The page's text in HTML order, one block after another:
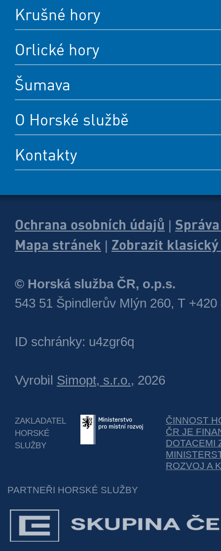
Krušné hory
Orlické hory
Šumava
O Horské službě
Kontakty
Ochrana osobních údajů |
Mapa stránek | Zobrazit
© Horská služba ČR, o.p.s.
543 51 Špindlerův Mlýn 260, T +420
ID schránky: u4zgr6q
Vyrobil Simopt, s.r.o., 2026
ZAKLADATEL
HORSKÉ
SLUŽBY
ČINNOST
ČR JE
DOTACEMI
ROZVOJ A
PARTNEŘI HORSKÉ SLUŽBY